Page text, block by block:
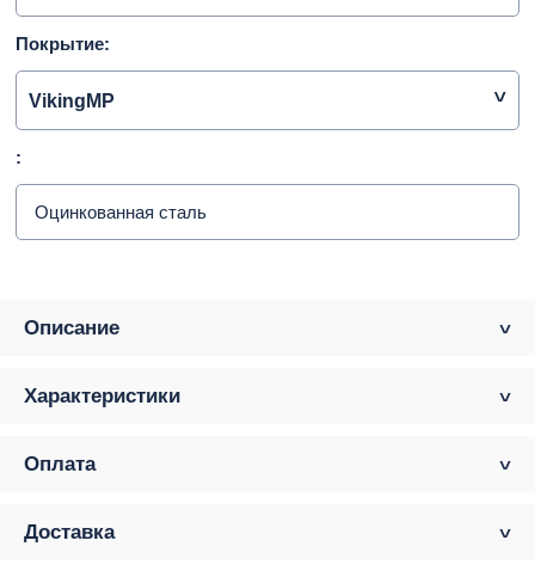
Покрытие:
VikingMP
:
Оцинкованная сталь
Описание
Характеристики
Оплата
Доставка